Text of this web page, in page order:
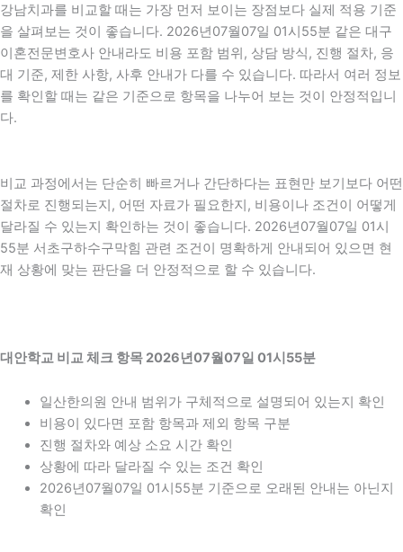
강남치과를 비교할 때는 가장 먼저 보이는 장점보다 실제 적용 기준
을 살펴보는 것이 좋습니다. 2026년07월07일 01시55분 같은 대구
이혼전문변호사 안내라도 비용 포함 범위, 상담 방식, 진행 절차, 응
대 기준, 제한 사항, 사후 안내가 다를 수 있습니다. 따라서 여러 정보
를 확인할 때는 같은 기준으로 항목을 나누어 보는 것이 안정적입니
다.
비교 과정에서는 단순히 빠르거나 간단하다는 표현만 보기보다 어떤
절차로 진행되는지, 어떤 자료가 필요한지, 비용이나 조건이 어떻게
달라질 수 있는지 확인하는 것이 좋습니다. 2026년07월07일 01시
55분 서초구하수구막힘 관련 조건이 명확하게 안내되어 있으면 현
재 상황에 맞는 판단을 더 안정적으로 할 수 있습니다.
대안학교 비교 체크 항목 2026년07월07일 01시55분
일산한의원 안내 범위가 구체적으로 설명되어 있는지 확인
비용이 있다면 포함 항목과 제외 항목 구분
진행 절차와 예상 소요 시간 확인
상황에 따라 달라질 수 있는 조건 확인
2026년07월07일 01시55분 기준으로 오래된 안내는 아닌지
확인